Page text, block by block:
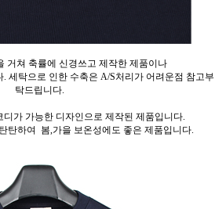
거쳐 축률에 신경쓰고 제작한 제품이나
세탁으로 인한 수축은 A/S처리가 어려운점 참고부
탁드립니다.
가 가능한 디자인으로 제작된 제품입니다.
탄하여 봄,가을 보온성에도 좋은 제품입니다.